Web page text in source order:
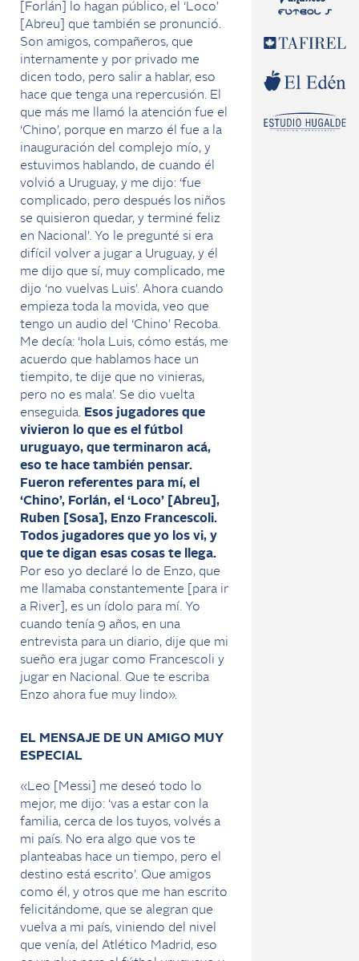
[Forlán] lo hagan público, el ‘Loco’
[Abreu] que también se pronunció.
Son amigos, compañeros, que
internamente y por privado me
dicen todo, pero salir a hablar, eso
hace que tenga una repercusión. El
que más me llamó la atención fue el
‘Chino’, porque en marzo él fue a la
inauguración del complejo mío, y
estuvimos hablando, de cuando él
volvió a Uruguay, y me dijo: ‘fue
complicado, pero después los niños
se quisieron quedar, y terminé feliz
en Nacional’. Yo le pregunté si era
difícil volver a jugar a Uruguay, y él
me dijo que sí, muy complicado, me
dijo ‘no vuelvas Luis’. Ahora cuando
empieza toda la movida, veo que
tengo un audio del ‘Chino’ Recoba.
Me decía: ‘hola Luis, cómo estás, me
acuerdo que hablamos hace un
tiempito, te dije que no vinieras,
pero no es mala’. Se dio vuelta
enseguida. Esos jugadores que
vivieron lo que es el fútbol
uruguayo, que terminaron acá,
eso te hace también pensar.
Fueron referentes para mí, el
‘Chino’, Forlán, el ‘Loco’ [Abreu],
Ruben [Sosa], Enzo Francescoli.
Todos jugadores que yo los vi, y
que te digan esas cosas te llega.
Por eso yo declaré lo de Enzo, que
me llamaba constantemente [para ir
a River], es un ídolo para mí. Yo
cuando tenía 9 años, en una
entrevista para un diario, dije que mi
sueño era jugar como Francescoli y
jugar en Nacional. Que te escriba
Enzo ahora fue muy lindo».
EL MENSAJE DE UN AMIGO MUY
ESPECIAL
«Leo [Messi] me deseó todo lo
mejor, me dijo: ‘vas a estar con la
familia, cerca de los tuyos, volvés a
mi país. No era algo que vos te
planteabas hace un tiempo, pero el
destino está escrito’. Que amigos
como él, y otros que me han escrito
felicitándome, que se alegran que
vuelva a mi país, viniendo del nivel
que venía, del Atlético Madrid, eso